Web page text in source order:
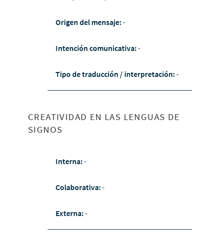
Origen del mensaje:-
Intención comunicativa:-
Tipo de traducción / interpretación:-
CREATIVIDAD EN LAS LENGUAS DE
SIGNOS
Interna:-
Colaborativa:-
Externa:-